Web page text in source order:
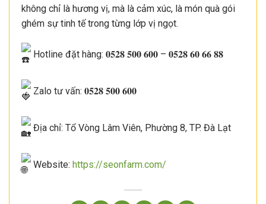
không chỉ là hương vị, mà là cảm xúc, là món quà gói
ghém sự tinh tế trong từng lớp vị ngọt.
Hotline đặt hàng: 𝟎𝟓𝟐𝟖 𝟓𝟎𝟎 𝟔𝟎𝟎 – 𝟎𝟓𝟐𝟖 𝟔𝟎 𝟔𝟔 𝟖𝟖
Zalo tư vấn: 𝟎𝟓𝟐𝟖 𝟓𝟎𝟎 𝟔𝟎𝟎
Địa chỉ: Tổ Vòng Lâm Viên, Phường 8, TP. Đà Lạt
Website: https://seonfarm.com/